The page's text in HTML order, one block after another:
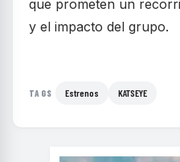
que prometen un
y el impacto del grupo.
TAGS Estrenos KATSEYE